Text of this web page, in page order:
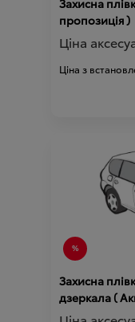
Захисна
пропозиція )
Ціна
Ціна з
Захисна плівка
дзеркала (